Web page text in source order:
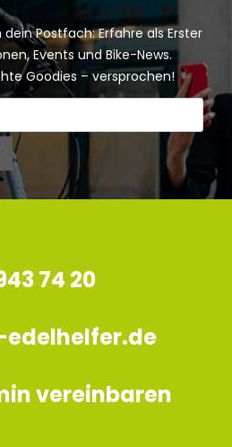
Postfach: Erfahre als Erster
Events und Bike-News.
Goodies – versprochen!
74 20
vereinbaren